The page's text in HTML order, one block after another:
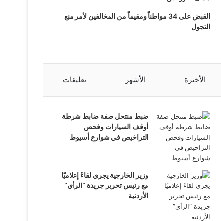
القبض على 34 مواطناً ومقيماً من المخالفين لأمر منع
التجول
الأخيرة الأشهر تعليقات
ضبط منتحل صفة ضابط شرطة
أوقف السيارات وفحص
التراخيص في شوارع أسيوط
وزير الخارجية يجري لقاءً إعلاميًا
مع رئيس تحرير جريدة “الرأي”
الأردنية